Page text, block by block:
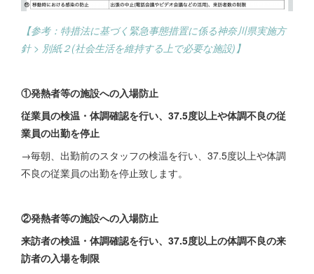
【参考：特措法に基づく緊急事態措置に係る神奈川県実施方
針 > 別紙２(社会生活を維持する上で必要な施設)】
①発熱者等の施設への入場防止
従業員の検温・体調確認を行い、37.5度以上や体調不良の従
業員の出勤を停止
→毎朝、出勤前のスタッフの検温を行い、37.5度以上や体調
不良の従業員の出勤を停止致します。
②発熱者等の施設への入場防止
来訪者の検温・体調確認を行い、37.5度以上の体調不良の来
訪者の入場を制限